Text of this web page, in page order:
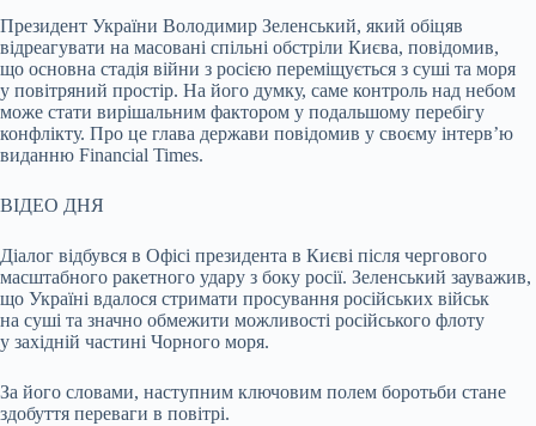
Президент України Володимир Зеленський, який обіцяв
відреагувати на масовані спільні обстріли Києва, повідомив,
що основна стадія війни з росією переміщується з суші та моря
у повітряний простір. На його думку, саме контроль над небом
може стати вирішальним фактором у подальшому перебігу
конфлікту. Про це глава держави повідомив у своєму інтерв’ю
виданню Financial Times.
ВІДЕО ДНЯ
Діалог відбувся в Офісі президента в Києві після чергового
масштабного ракетного удару з боку росії. Зеленський зауважив,
що Україні вдалося стримати просування російських військ
на суші та значно обмежити можливості російського флоту
у західній частині Чорного моря.
За його словами, наступним ключовим полем боротьби стане
здобуття переваги в повітрі.